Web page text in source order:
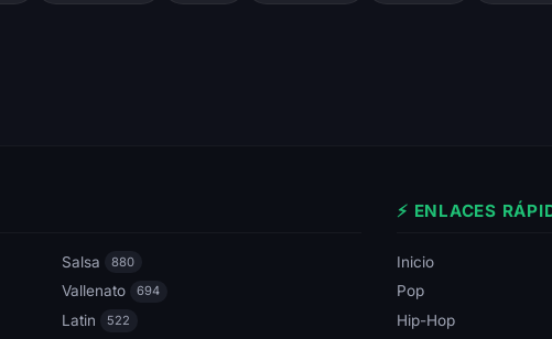
Salsa 880
Vallenato 694
Latin 522
⚡ ENLACES
Inicio
Pop
Hip-Hop